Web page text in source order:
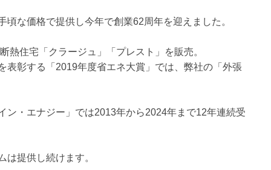
な価格で提供し今年で創業62周年を迎えました。
住宅「クラージュ」「プレスト」を販売。
彰する「2019年度省エネ大賞」では、弊社の「外張
・エナジー」では2013年から2024年まで12年連続受
提供し続けます。